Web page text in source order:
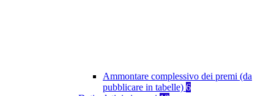
Ammontare complessivo dei premi (da
pubblicare in tabelle) 6